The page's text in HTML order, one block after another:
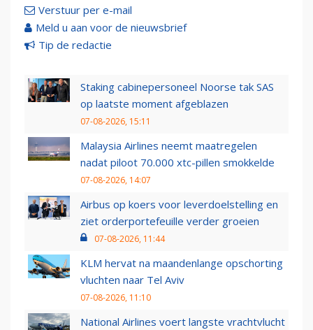
Verstuur per e-mail
Meld u aan voor de nieuwsbrief
Tip de redactie
Staking cabinepersoneel Noorse tak SAS
op laatste moment afgeblazen
07-08-2026, 15:11
Malaysia Airlines neemt maatregelen
nadat piloot 70.000 xtc-pillen smokkelde
07-08-2026, 14:07
Airbus op koers voor leverdoelstelling en
ziet orderportefeuille verder groeien
07-08-2026, 11:44
KLM hervat na maandenlange opschorting
vluchten naar Tel Aviv
07-08-2026, 11:10
National Airlines voert langste vrachtvlucht